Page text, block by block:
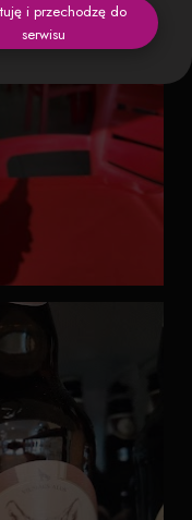
i przechodzę do
serwisu